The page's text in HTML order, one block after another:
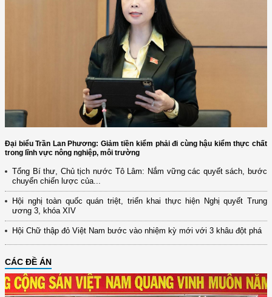
Đại biểu Trần Lan Phương: Giảm tiền kiểm phải đi cùng hậu kiểm thực chất
trong lĩnh vực nông nghiệp, môi trường
Tổng Bí thư, Chủ tịch nước Tô Lâm: Nắm vững các quyết sách, bước
chuyển chiến lược của...
Hội nghị toàn quốc quán triệt, triển khai thực hiện Nghị quyết Trung
ương 3, khóa XIV
Hội Chữ thập đỏ Việt Nam bước vào nhiệm kỳ mới với 3 khâu đột phá
CÁC ĐỀ ÁN